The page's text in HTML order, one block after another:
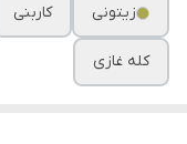
زیتونی کاربنی
کله غازی